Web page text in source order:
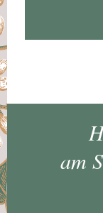
am